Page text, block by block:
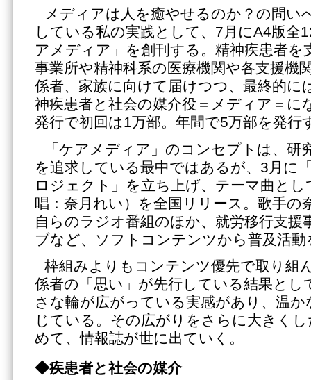
メディアは人を癒やせるのか？の問い
している私の実践として、7月にA4版全
アメディア」を創刊する。精神疾患者を
事業所や精神科系の医療機関や各支援機
係者、家族に向けて届けつつ、最終的に
神疾患者と社会の媒介役＝メディア＝に
発行で初回は1万部。年間で5万部を発行
「ケアメディア」のコンセプトは、研
を追求している最中ではあるが、3月に
ロジェクト」を立ち上げ、テーマ曲とし
唱：奈月れい）を全国リリース。歌手の
自らのラジオ番組のほか、就労移行支援
ブなど、ソフトコンテンツから普及活
枠組みよりもコンテンツ優先で取り組
係者の「思い」が先行している結果とし
さな輪が広がっている実感があり、温か
じている。その広がりをさらに大きく
めて、情報誌が世に出ていく。
◆疾患者と社会の媒介